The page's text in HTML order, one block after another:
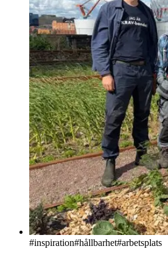
#inspiration#hållbarhet#arbetsplats